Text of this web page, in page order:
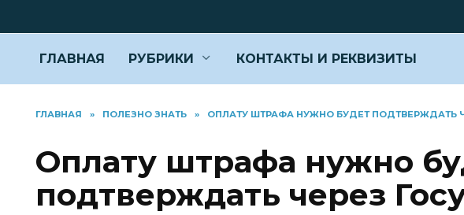
ГЛАВНАЯ РУБРИКИ КОНТАКТЫ И РЕКВИЗИТЫ
ГЛАВНАЯ » ПОЛЕЗНО ЗНАТЬ » ОПЛАТУ ШТРАФА НУЖНО БУДЕТ ПОДТВЕРЖДАТЬ
Оплату штрафа нужно
подтверждать через